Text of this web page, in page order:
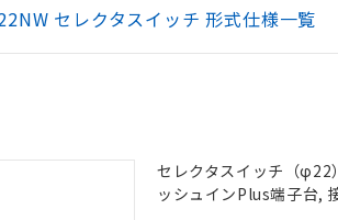
セレクタスイッチ 形式仕様一覧
セレクタスイッチ（φ22
ッシュインPlus端子台,